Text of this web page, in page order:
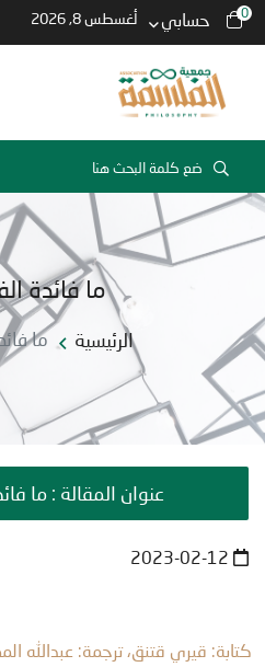
0 حسابي أغسطس 8, 2026
ما فائدة
الرئيسية ما
عنوان المقالة : ما
كتابة: قيري قتنق، ترجمة: عبدالله